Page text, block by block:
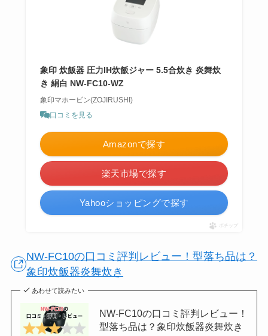
象印 炊飯器 圧力IH炊飯ジャー 5.5合炊き 炎舞炊
き 絹白 NW-FC10-WZ
象印マホービン(ZOJIRUSHI)
口コミを見る
Amazonで探す
楽天市場で探す
Yahooショッピングで探す
ポチップ
NW-FC10の口コミ評判レビュー！型落ち品は？
象印炊飯器炎舞炊き
あわせて読みたい
NW-FC10の口コミ評判レビュー！
型落ち品は？象印炊飯器炎舞炊き